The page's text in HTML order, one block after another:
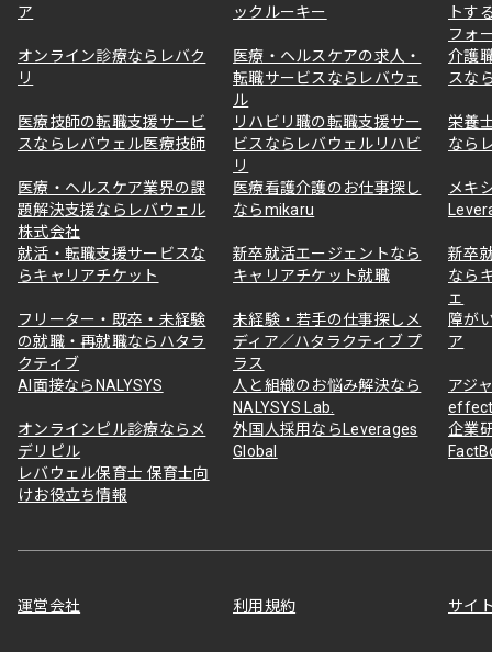
ア
ックルーキー
トす
フォ
オンライン診療ならレバク
リ
医療・ヘルスケアの求人・
転職サービスならレバウェ
ル
介護
スな
医療技師の転職支援サービ
スならレバウェル医療技師
リハビリ職の転職支援サー
ビスならレバウェルリハビ
リ
栄養
なら
医療・ヘルスケア業界の課
題解決支援ならレバウェル
株式会社
医療看護介護のお仕事探し
ならmikaru
メキ
就活・転職支援サービスな
らキャリアチケット
新卒就活エージェントなら
キャリアチケット就職
新卒
なら
ェ
フリーター・既卒・未経験
の就職・再就職ならハタラ
クティブ
未経験・若手の仕事探しメ
ディア／ハタラクティブ プ
ラス
障が
ア
AI面接ならNALYSYS
人と組織のお悩み解決なら
NALYSYS Lab.
アジ
オンラインピル診療ならメ
デリピル
外国人採用ならLeverages
Global
企業
レバウェル保育士 保育士向
けお役立ち情報
運営会社 利用規約 サイ